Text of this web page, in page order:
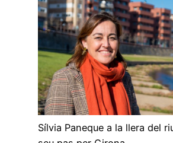
Sílvia Paneque a la llera del